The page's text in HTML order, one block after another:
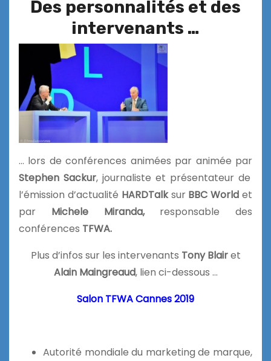
Des personnalités et des
intervenants …
… lors de conférences animées par animée par
Stephen Sackur, journaliste et présentateur de
l’émission d’actualité HARDTalksurBBC Worldet
par Michele Miranda, responsable des
conférences TFWA.
Plus d’infos sur les intervenants Tony Blairet
Alain Maingreaud, lien ci-dessous …
Salon TFWA Cannes 2019
Autorité mondiale du marketing de marque,